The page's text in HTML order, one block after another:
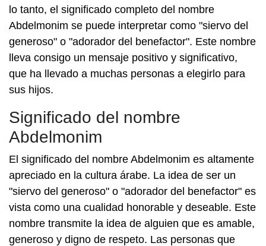
lo tanto, el significado completo del nombre
Abdelmonim se puede interpretar como "siervo del
generoso" o "adorador del benefactor". Este nombre
lleva consigo un mensaje positivo y significativo,
que ha llevado a muchas personas a elegirlo para
sus hijos.
Significado del nombre
Abdelmonim
El significado del nombre Abdelmonim es altamente
apreciado en la cultura árabe. La idea de ser un
"siervo del generoso" o "adorador del benefactor" es
vista como una cualidad honorable y deseable. Este
nombre transmite la idea de alguien que es amable,
generoso y digno de respeto. Las personas que